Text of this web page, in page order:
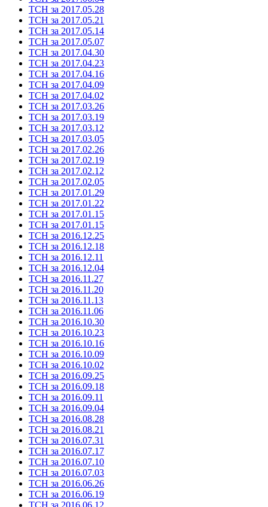
ТСН за 2017.05.28
ТСН за 2017.05.21
ТСН за 2017.05.14
ТСН за 2017.05.07
ТСН за 2017.04.30
ТСН за 2017.04.23
ТСН за 2017.04.16
ТСН за 2017.04.09
ТСН за 2017.04.02
ТСН за 2017.03.26
ТСН за 2017.03.19
ТСН за 2017.03.12
ТСН за 2017.03.05
ТСН за 2017.02.26
ТСН за 2017.02.19
ТСН за 2017.02.12
ТСН за 2017.02.05
ТСН за 2017.01.29
ТСН за 2017.01.22
ТСН за 2017.01.15
ТСН за 2017.01.15
ТСН за 2016.12.25
ТСН за 2016.12.18
ТСН за 2016.12.11
ТСН за 2016.12.04
ТСН за 2016.11.27
ТСН за 2016.11.20
ТСН за 2016.11.13
ТСН за 2016.11.06
ТСН за 2016.10.30
ТСН за 2016.10.23
ТСН за 2016.10.16
ТСН за 2016.10.09
ТСН за 2016.10.02
ТСН за 2016.09.25
ТСН за 2016.09.18
ТСН за 2016.09.11
ТСН за 2016.09.04
ТСН за 2016.08.28
ТСН за 2016.08.21
ТСН за 2016.07.31
ТСН за 2016.07.17
ТСН за 2016.07.10
ТСН за 2016.07.03
ТСН за 2016.06.26
ТСН за 2016.06.19
ТСН за 2016.06.12